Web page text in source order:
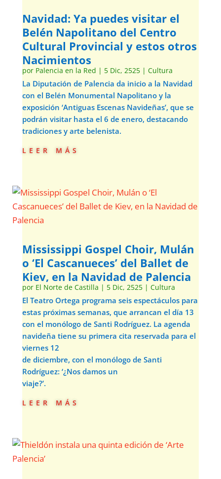
Navidad: Ya puedes visitar el
Belén Napolitano del Centro
Cultural Provincial y estos otros
Nacimientos
por Palencia en la Red | 5 Dic, 2525| Cultura
La Diputación de Palencia da inicio a la Navidad
con el Belén Monumental Napolitano y la
exposición ‘Antiguas Escenas Navideñas’, que se
podrán visitar hasta el 6 de enero, destacando
tradiciones y arte belenista.
leer más
Mississippi Gospel Choir, Mulán
o ‘El Cascanueces’ del Ballet de
Kiev, en la Navidad de Palencia
por El Norte de Castilla | 5 Dic, 2525| Cultura
El Teatro Ortega programa seis espectáculos para
estas próximas semanas, que arrancan el día 13
con el monólogo de Santi Rodríguez. La agenda
navideña tiene su primera cita reservada para el
viernes 12
de diciembre, con el monólogo de Santi
Rodríguez: ‘¿Nos damos un
viaje?’.
leer más